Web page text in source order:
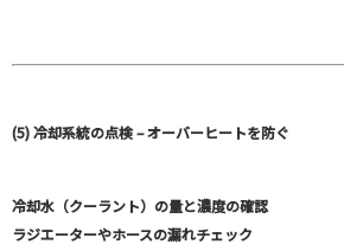
(5) 冷却系統の点検 – オーバーヒートを防ぐ
冷却水（クーラント）の量と濃度の確認
ラジエーターやホースの漏れチェック